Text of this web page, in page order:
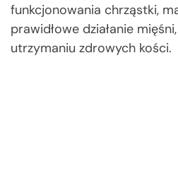
funkcjonowania chrząstki,
prawidłowe działanie
utrzymaniu zdrowych kości.